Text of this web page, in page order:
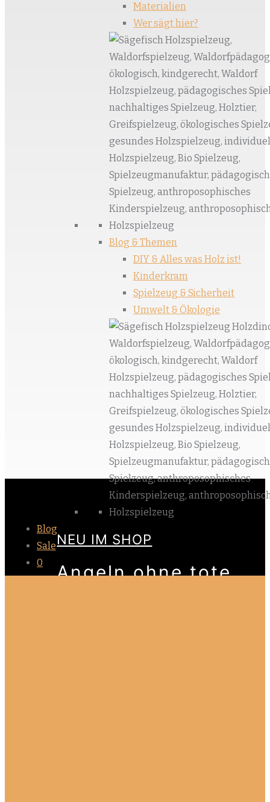
Materialien
Wer sägt hier?
Blog & Themen
DIY & Alles was Holz ist!
Kinderkram
Spielzeug & Sicherheit
Umwelt & Ökologie
Blog
Sale
0
NEU IM SHOP
Angeln ohne tote